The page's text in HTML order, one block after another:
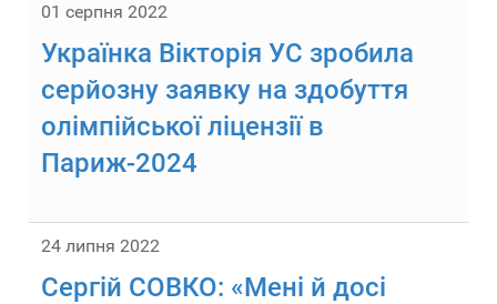
01 серпня 2022
Українка Вікторія УС зробила
серйозну заявку на здобуття
олімпійської ліцензії в
Париж-2024
24 липня 2022
Сергій СОВКО: «Мені й досі